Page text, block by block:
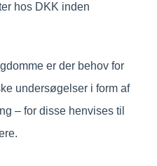
hos DKK inden
er der behov for
undersøgelser i form af
– for disse henvises til